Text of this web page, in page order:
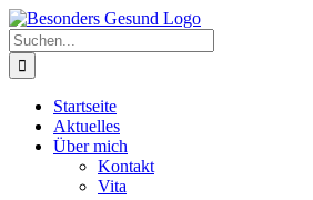
Zum
Inhalt
springen
Suche
nach:
Startseite
Aktuelles
Über mich
Kontakt
Vita